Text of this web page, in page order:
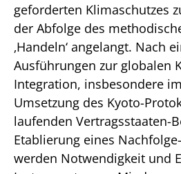
geforderten Klimaschutzes
der Abfolge des
‚Handeln‘ angelangt. Nach
Ausführungen zur globalen
Integration, insbesondere
Umsetzung des Kyoto-
laufenden Vertragsstaaten-
Etablierung eines
werden Notwendigkeit und